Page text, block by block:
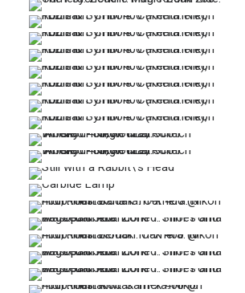
…
…
…
…
…
…
…
…
…
…
…
…
…
…
…